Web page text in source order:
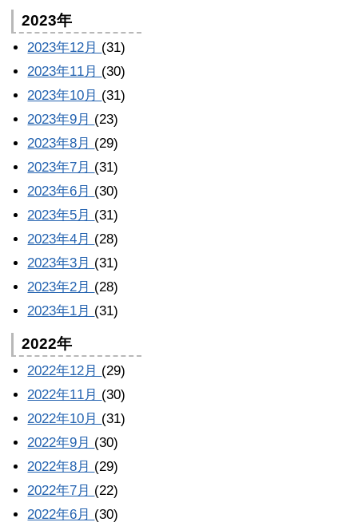
2023年
2023年12月 (31)
2023年11月 (30)
2023年10月 (31)
2023年9月 (23)
2023年8月 (29)
2023年7月 (31)
2023年6月 (30)
2023年5月 (31)
2023年4月 (28)
2023年3月 (31)
2023年2月 (28)
2023年1月 (31)
2022年
2022年12月 (29)
2022年11月 (30)
2022年10月 (31)
2022年9月 (30)
2022年8月 (29)
2022年7月 (22)
2022年6月 (30)